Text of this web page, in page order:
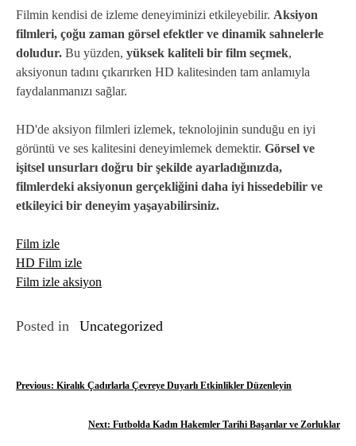
Filmin kendisi de izleme deneyiminizi etkileyebilir. Aksiyon
filmleri, çoğu zaman görsel efektler ve dinamik sahnelerle
doludur. Bu yüzden, yüksek kaliteli bir film seçmek,
aksiyonun tadını çıkarırken HD kalitesinden tam anlamıyla
faydalanmanızı sağlar.
HD'de aksiyon filmleri izlemek, teknolojinin sunduğu en iyi
görüntü ve ses kalitesini deneyimlemek demektir. Görsel ve
işitsel unsurları doğru bir şekilde ayarladığınızda,
filmlerdeki aksiyonun gerçekliğini daha iyi hissedebilir ve
etkileyici bir deneyim yaşayabilirsiniz.
Film izle
HD Film izle
Film izle aksiyon
Posted in Uncategorized
Y
Previous: Kiralık Çadırlarla Çevreye Duyarlı Etkinlikler Düzenleyin
Next: Futbolda Kadın Hakemler Tarihi Başarılar ve Zorluklar